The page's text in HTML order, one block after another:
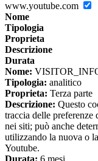
www.youtube.com
Nome
Tipologia
Proprieta
Descrizione
Durata
Nome:
Tipologia: analitico
Proprieta: Terza parte
Descrizione: Questo
traccia delle
nei siti; può anche
utilizzando la nuova o
Youtube.